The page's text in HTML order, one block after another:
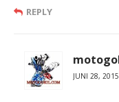
REPLY
JUNI 28,